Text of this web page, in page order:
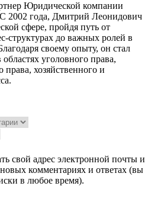
Юридической компании
2002 года, Дмитрий Леонидович
сфере, пройдя путь от
структурах до важных ролей в
своему опыту, он стал
уголовного права,
права, хозяйственного и
свой адрес электронной почты и
комментариях и ответах (вы
в любое время).